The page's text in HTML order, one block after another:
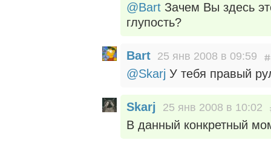
@Bart Зачем Вы здесь
глупость?
Bart 25 янв 2008 в 09:59
@Skarj У тебя правый
Skarj 25 янв 2008 в 10:02
В данный конкретный